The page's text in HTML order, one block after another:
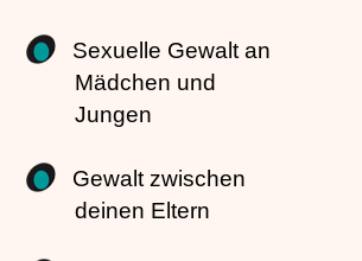
Sexuelle Gewalt an
Mädchen und
Jungen
Gewalt zwischen
deinen Eltern